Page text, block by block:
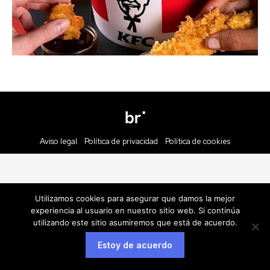
Aviso legal Política de privacidad Política de cookies
Utilizamos cookies para asegurar que damos la mejor
experiencia al usuario en nuestro sitio web. Si continúa
utilizando este sitio asumiremos que está de acuerdo.
Estoy de acuerdo